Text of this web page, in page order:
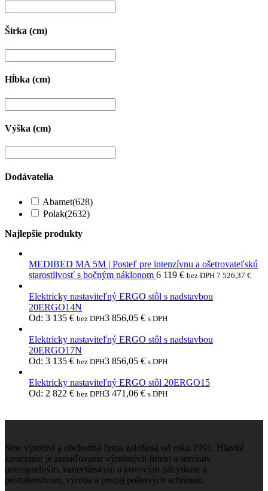
Šírka (cm)
Hĺbka (cm)
Výška (cm)
Dodávatelia
Abamet(628)
Polak(2632)
Najlepšie produkty
MEDIBED MA 5M | Posteľ pre intenzívnu a ošetrovateľskú
starostlivosť s bočným náklonom 6 119 € bez DPH 7 526,37 €
Elektricky nastaviteľný ERGO stôl s nadstavbou
20ERGO14N
Od: 3 135 € bez DPH3 856,05 € s DPH
Elektricky nastaviteľný ERGO stôl s nadstavbou
20ERGO17N
Od: 3 135 € bez DPH3 856,05 € s DPH
Elektricky nastaviteľný ERGO stôl 20ERGO15
Od: 2 822 € bez DPH3 471,06 € s DPH
Sme výrobná a obchodná firma založená od roku 1991. Hlavné
zameranie je zariaďovanie výrobných firiem a servisov
priemyselným, kancelárskym a kovovým nábytkom a
príslušenstvom, výroba a predaj poštových schránok.